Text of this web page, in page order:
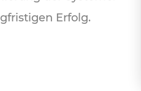
Erfolg.